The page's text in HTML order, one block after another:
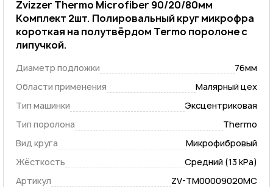
Zvizzer Thermo Microfiber 90/20/80мм
Комплект 2шт. Полировальный круг микрофра
короткая на полутвёрдом Termo поролоне с
липучкой.
Диаметр подложки
76мм
Области применения
Малярный цех
Тип машинки
Эксцентриковая
Тип поролона
Thermo
Вид круга
Микрофибровый
Жёсткость
Средний (13 kPa)
Артикул
ZV-TM00009020MC